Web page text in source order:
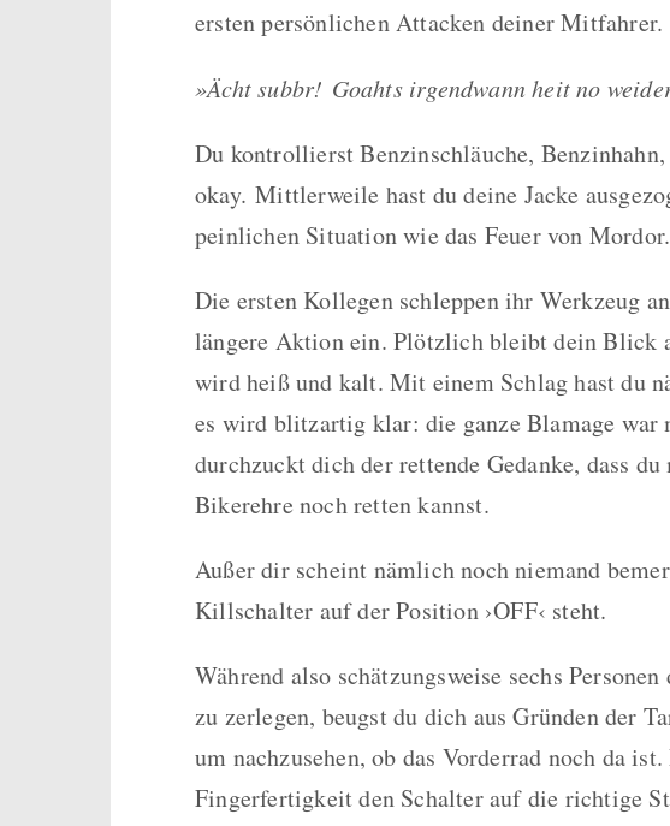
ersten persönlichen Attacken deiner Mitfahrer.
»Ächt subbr! Goahts irgendwann heit no
Du kontrollierst Benzinschläuche,
okay.Mittlerweile hast du deine Jacke
peinlichen Situation wie das Feuer von Mordor.
Die ersten Kollegen schleppen ihr Werkzeug
längere Aktion ein. Plötzlich bleibt dein Blick
wird heiß und kalt. Mit einem Schlag hast du
es wird blitzartig klar: die ganze Blamage
durchzuckt dich der rettende Gedanke, dass
Bikerehre noch retten kannst.
Außer dir scheint nämlich noch niemand
Killschalter auf der Position ›OFF‹ steht.
Während also schätzungsweise sechs
zu zerlegen, beugst du dich aus Gründen der
um nachzusehen, ob das Vorderrad noch da
Fingerfertigkeit den Schalter auf die richtige